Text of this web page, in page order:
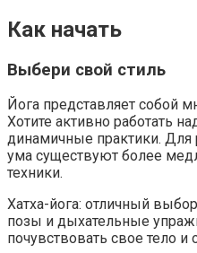
Как начать
Выбери свой стиль
Йога представляет собой
Хотите активно работать
динамичные практики. Для
ума существуют более
техники.
Хатха-йога: отличный
позы и дыхательные
почувствовать свое тело и